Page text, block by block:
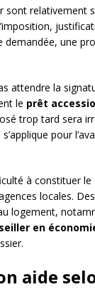
sont relativement
demandée, une
attendre la
le prêt
trop tard sera
pour
à constituer
locales.
logement,
en
aide